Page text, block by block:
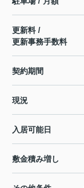
更新料 /
更新事務手数料
契約期間
現況
入居可能日
敷金積み増し